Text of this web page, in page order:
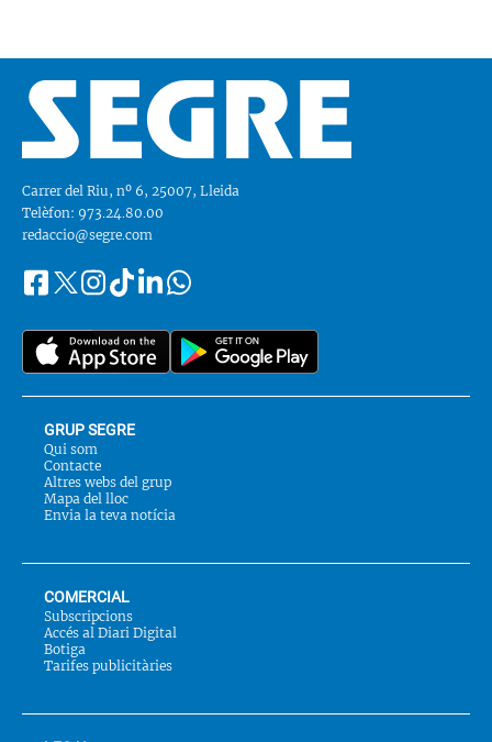
Carrer del Riu, nº 6, 25007, Lleida
Telèfon: 973.24.80.00
redaccio@segre.com
Segueix-
a::
FacebookInstagram
TiktokLinkedinWhatsapp
GRUP SEGRE
Qui som
Contacte
Altres webs del grup
Mapa del lloc
Envia la teva notícia
COMERCIAL
Subscripcions
Accés al Diari Digital
Botiga
Tarifes publicitàries